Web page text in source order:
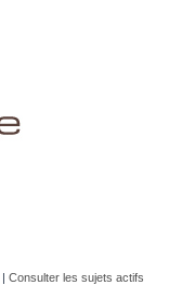
| Consulter les sujets actifs